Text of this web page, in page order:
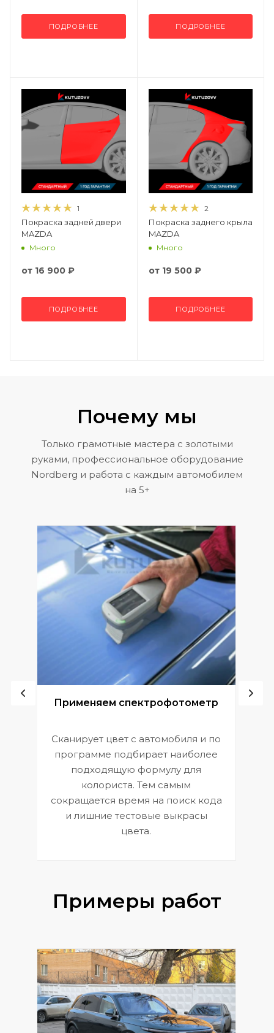
ПОДРОБНЕЕ ПОДРОБНЕЕ
1
Покраска задней двери
MAZDA
Много
от 16 900 ₽
ПОДРОБНЕЕ
2
Покраска заднего крыла
MAZDA
Много
от 19 500 ₽
ПОДРОБНЕЕ
Почему мы
Только грамотные мастера с золотыми
руками, профессиональное оборудование
Nordberg и работа с каждым автомобилем
на 5+
Применяем спектрофотометр
Сканирует цвет с автомобиля и по
программе подбирает наиболее
подходящую формулу для
колориста. Тем самым
сокращается время на поиск кода
и лишние тестовые выкрасы
цвета.
Примеры работ